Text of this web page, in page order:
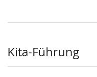
Kita-Führung